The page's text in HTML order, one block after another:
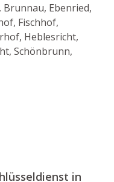
Ebenried,
Fischhof,
Heblesricht,
Schönbrunn,
in